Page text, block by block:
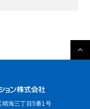
晴海三丁目5番1号